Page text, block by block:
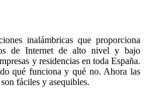
inalámbricas que proporciona
de Internet de alto nivel y bajo
y residencias en toda España.
qué funciona y qué no. Ahora las
fáciles y asequibles.